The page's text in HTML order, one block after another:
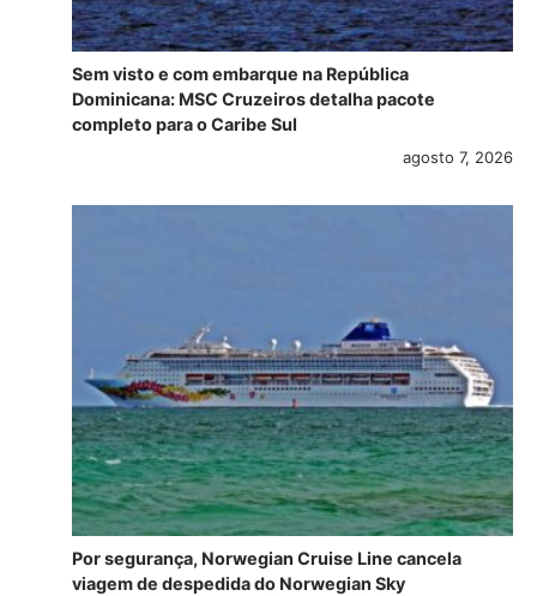
Sem visto e com embarque na República
Dominicana: MSC Cruzeiros detalha pacote
completo para o Caribe Sul
agosto 7, 2026
Por segurança, Norwegian Cruise Line cancela
viagem de despedida do Norwegian Sky